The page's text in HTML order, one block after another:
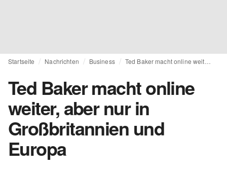
Startseite Nachrichten Business
Ted Baker macht online
weiter, aber nur in
Großbritannien und
Europa